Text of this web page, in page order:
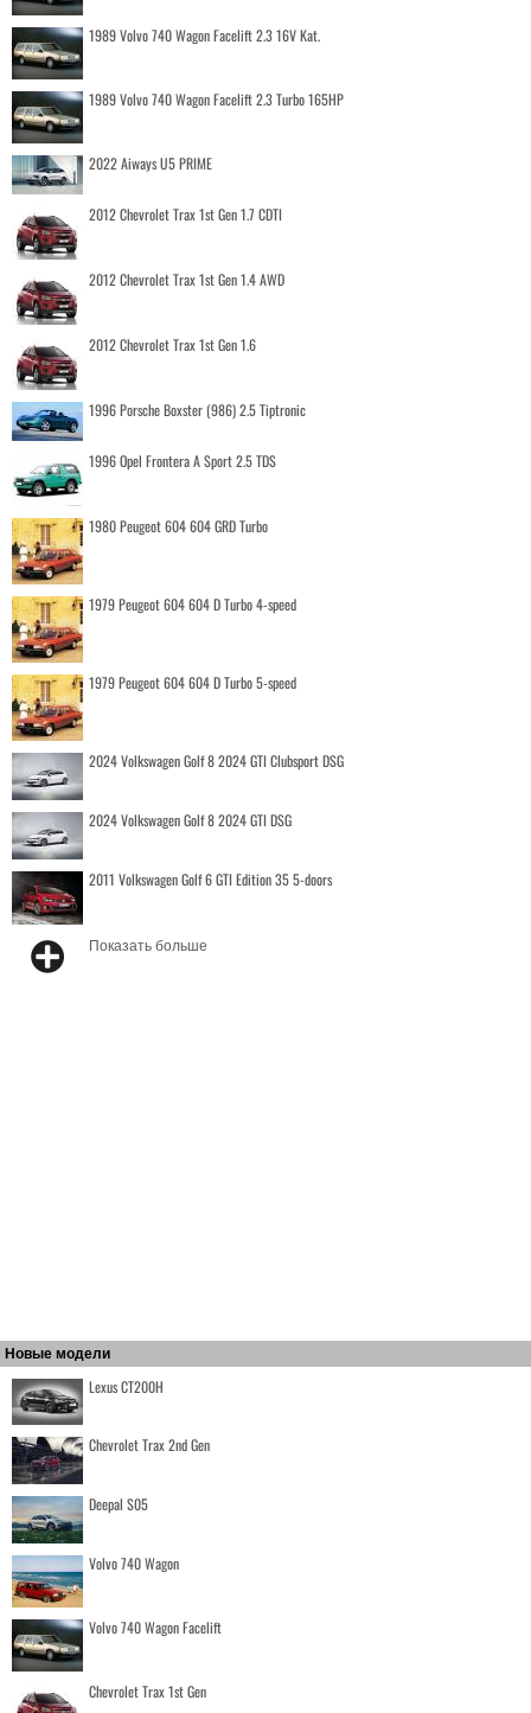
1989 Volvo 740 Wagon Facelift 2.3 16V Kat.
1989 Volvo 740 Wagon Facelift 2.3 Turbo 165HP
2022 Aiways U5 PRIME
2012 Chevrolet Trax 1st Gen 1.7 CDTI
2012 Chevrolet Trax 1st Gen 1.4 AWD
2012 Chevrolet Trax 1st Gen 1.6
1996 Porsche Boxster (986) 2.5 Tiptronic
1996 Opel Frontera A Sport 2.5 TDS
1980 Peugeot 604 604 GRD Turbo
1979 Peugeot 604 604 D Turbo 4-speed
1979 Peugeot 604 604 D Turbo 5-speed
2024 Volkswagen Golf 8 2024 GTI Clubsport DSG
2024 Volkswagen Golf 8 2024 GTI DSG
2011 Volkswagen Golf 6 GTI Edition 35 5-doors
Показать больше
Новые модели
Lexus CT200H
Chevrolet Trax 2nd Gen
Deepal S05
Volvo 740 Wagon
Volvo 740 Wagon Facelift
Chevrolet Trax 1st Gen